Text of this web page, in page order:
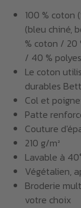
100 % coton
(bleu chiné,
% coton / 20
/ 40 %
Le coton
durables
Col et
Patte
Couture
210 g/m²
Lavable à
Végétalien,
Broderie
votre choix